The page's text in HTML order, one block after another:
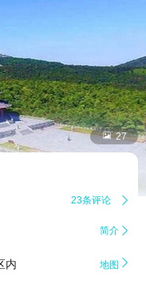
 27
23条评论 
简介 
内 地图 